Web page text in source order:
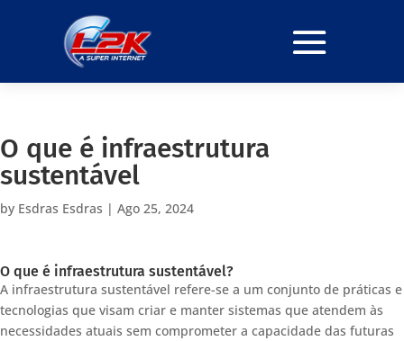
O que é infraestrutura
sustentável
by Esdras Esdras | Ago 25, 2024
O que é infraestrutura sustentável?
A infraestrutura sustentável refere-se a um conjunto de práticas e
tecnologias que visam criar e manter sistemas que atendem às
necessidades atuais sem comprometer a capacidade das futuras